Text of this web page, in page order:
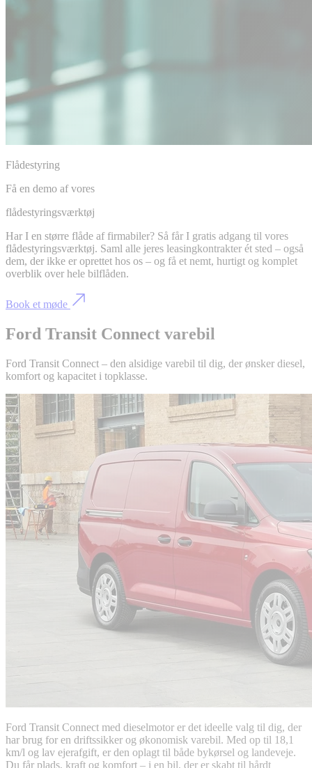
Flådestyring
Få en demo af vores
flådestyringsværktøj
Har I en større flåde af firmabiler? Så får I gratis adgang til vores
flådestyringsværktøj. Saml alle jeres leasingkontrakter ét sted – også
dem, der ikke er oprettet hos os – og få et nemt, hurtigt og komplet
overblik over hele bilflåden.
Book et møde
Ford Transit Connect varebil
Ford Transit Connect – den alsidige varebil til dig, der ønsker diesel,
komfort og kapacitet i topklasse.
Ford Transit Connect med dieselmotor er det ideelle valg til dig, der
har brug for en driftssikker og økonomisk varebil. Med op til 18,1
km/l og lav ejerafgift, er den oplagt til både bykørsel og landeveje.
Du får plads, kraft og komfort – i en bil, der er skabt til hårdt